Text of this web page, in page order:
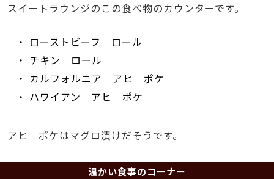
スイートラウンジのこの食べ物のカウンターです。
・ ローストビーフ ロール
・ チキン ロール
・ カルフォルニア アヒ ポケ
・ ハワイアン アヒ ポケ
アヒ ポケはマグロ漬けだそうです。
温かい食事のコーナー